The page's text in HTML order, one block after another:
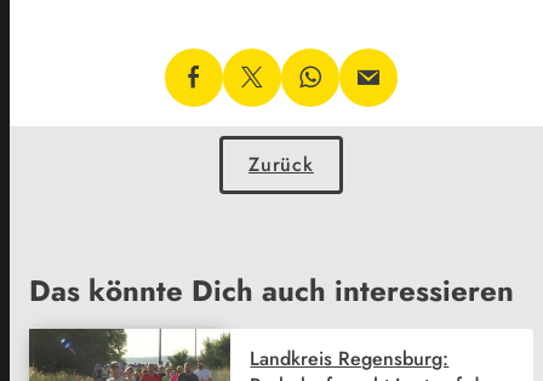
Zurück
Das könnte Dich auch interessieren
Landkreis Regensburg: